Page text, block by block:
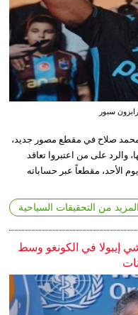
سبور
صلاح في مقطع مصور جديد،
والرد على من اعتبروا تعاقد
الأحد، مقطعاً عبر حساباته
المزيد من التحقيقات السياحية
إيبولا في الكونغو وسط